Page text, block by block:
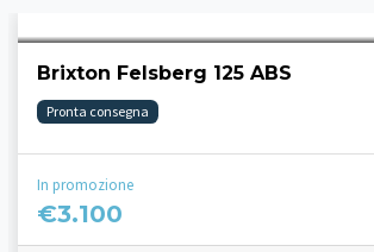
Brixton Felsberg 125 ABS
Pronta consegna
In promozione
€3.100